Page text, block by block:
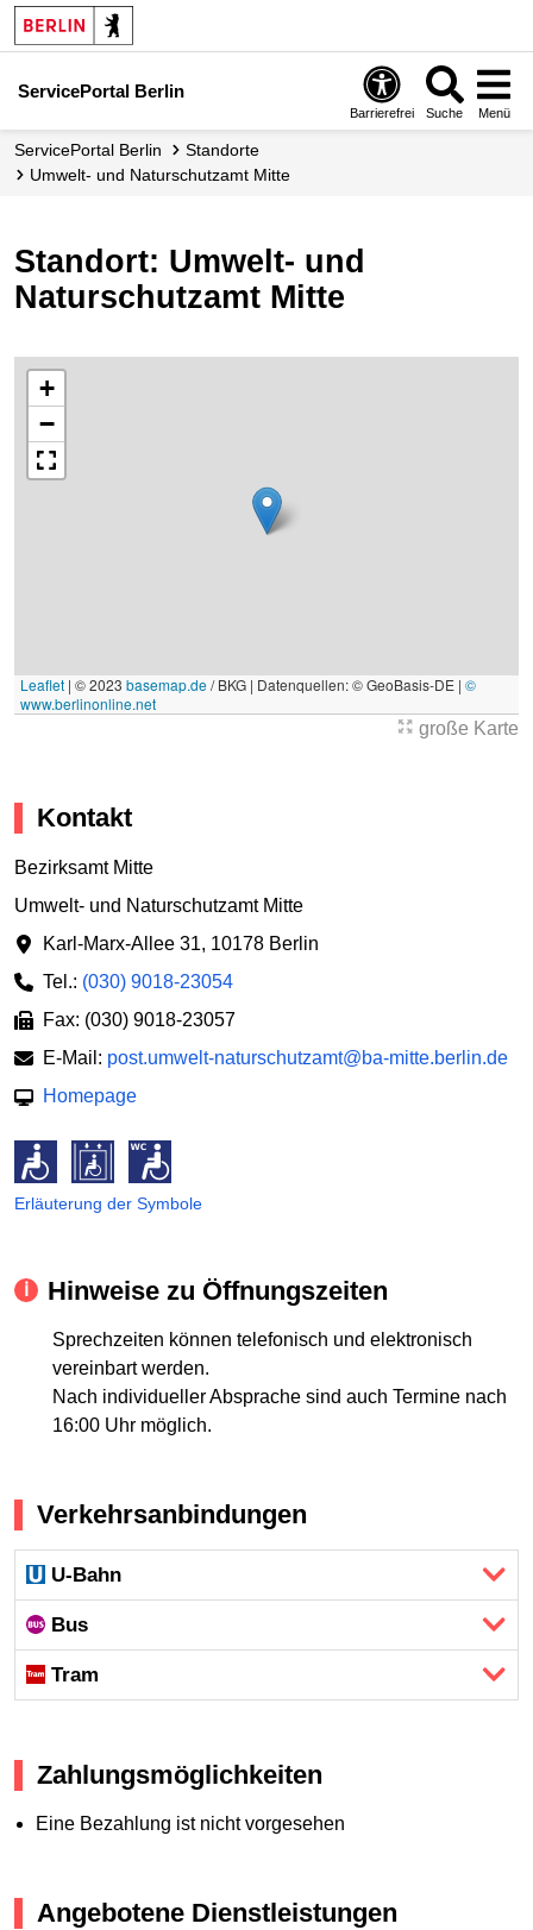
ServicePortal Berlin
Barrierefrei Suche Menü
ServicePortal Berlin
Standorte
Umwelt- und Naturschutzamt Mitte
Standort: Umwelt- und
Naturschutzamt Mitte
+
−
Leaflet | © 2023 basemap.de/ BKG | Datenquellen: © GeoBasis-DE | ©
www.berlinonline.net
große Karte
Kontakt
Bezirksamt Mitte
Umwelt- und Naturschutzamt Mitte
Karl-Marx-Allee 31, 10178 Berlin
Tel.: (030) 9018-23054
Fax: (030) 9018-23057
E-Mail: post.umwelt-naturschutzamt@ba-mitte.berlin.de
Homepage
Erläuterung der Symbole
Hinweise zu Öffnungszeiten
Sprechzeiten können telefonisch und elektronisch
vereinbart werden.
Nach individueller Absprache sind auch Termine nach
16:00 Uhr möglich.
Verkehrsanbindungen
U-Bahn
Bus
Tram
Zahlungsmöglichkeiten
Eine Bezahlung ist nicht vorgesehen
Angebotene Dienstleistungen